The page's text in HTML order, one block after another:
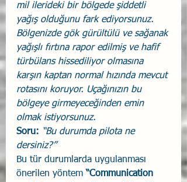
mil ilerideki bir bölgede şiddetli
yağış olduğunu fark ediyorsunuz.
Bölgenizde gök gürültülü ve sağanak
yağışlı fırtına rapor edilmiş ve hafif
türbülans hissediliyor olmasına
karşın kaptan normal hızında mevcut
rotasını koruyor. Uçağınızın bu
bölgeye girmeyeceğinden emin
olmak istiyorsunuz.
Soru: “Bu durumda pilota ne
dersiniz?”
Bu tür durumlarda uygulanması
önerilen yöntem “Communication